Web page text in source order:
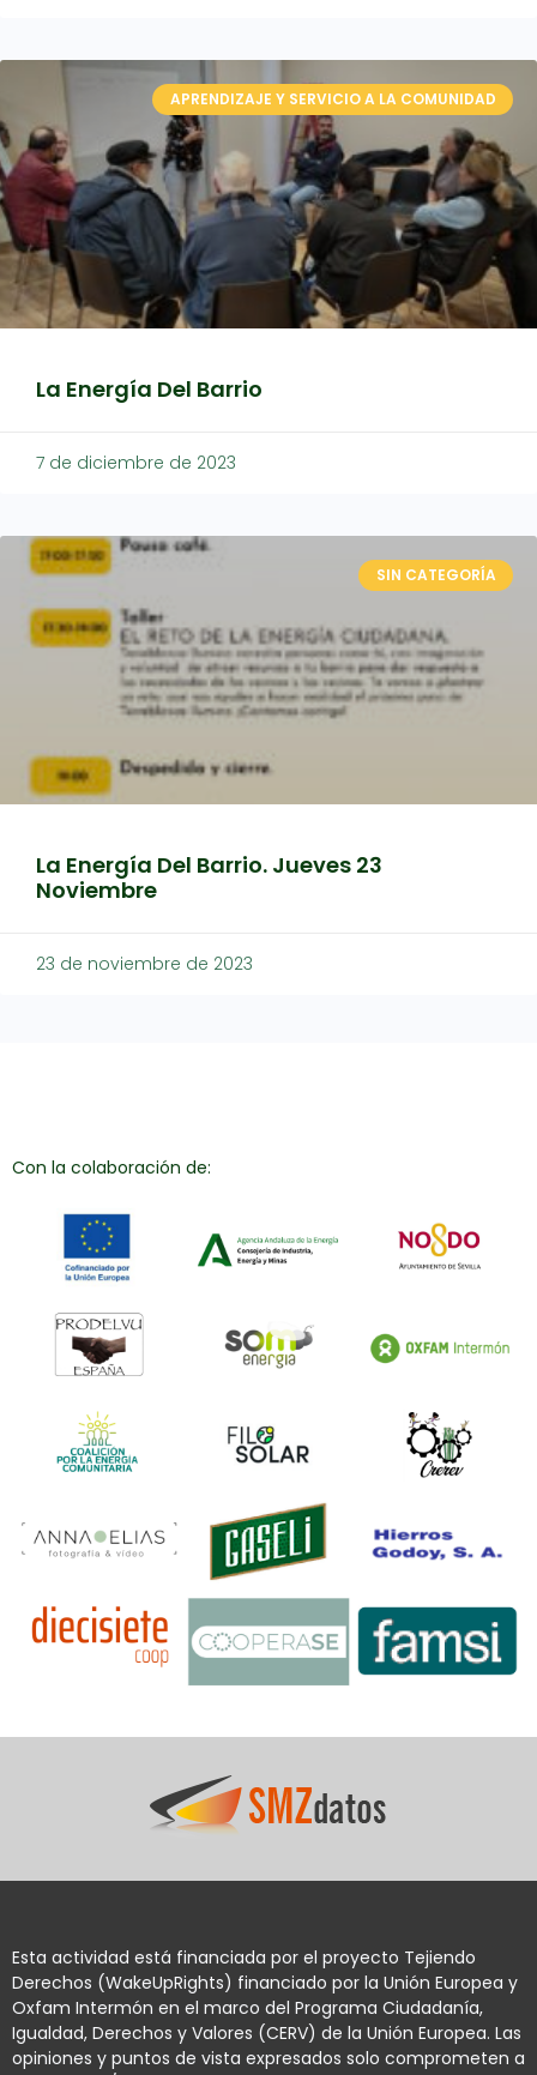
APRENDIZAJE Y SERVICIO A LA COMUNIDAD
La Energía Del Barrio
7 de diciembre de 2023
SIN CATEGORÍA
La Energía Del Barrio. Jueves 23
Noviembre
23 de noviembre de 2023
Con la colaboración de:
Esta actividad está financiada por el proyecto Tejiendo
Derechos (WakeUpRights) financiado por la Unión Europea y
Oxfam Intermón en el marco del Programa Ciudadanía,
Igualdad, Derechos y Valores (CERV) de la Unión Europea. Las
opiniones y puntos de vista expresados solo comprometen a